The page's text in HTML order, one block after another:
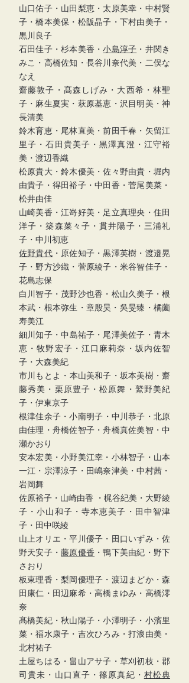
山口佑子・山田梨恵・太原美幸・中村賢
子・橋本美保・松阪晶子・下村由美子・
黒川良子
石田佳子・杉本美香・小島淳子 ・井関き
みこ
・高橋佐知・長谷川奈代美・二俣な
なえ
齋藤敦子・髙森しげみ・大西希・林聖
子・麻生夏実・萩原基恵・沢目明美・神
長清美
鈴木育恵・尾林直美・前田千春・矢留江
里子・石田貴美子・黒澤真澄・江守裕
美・渡辺香織
松原貴大・鈴木優美・佐々野由貴・堀内
由貴子・得田裕子・中田香・菅尾美菜・
松井由佳
山崎美香・江嵜好美・足立真理央・住田
洋子・築森菜々子・貫井陽子・三浦礼
子・中川初恵
佐野貴代・原佐知子・黒澤英樹・渡邉晃
子・野方沙織・菅原綾子・米谷智佳子・
花島志保
白川智子・茂野沙也香・松山久美子・根
本武・根本弥生・章殷昊・吳旻臻​・橘薗
寿美江
細川知子​・中島祐子・尾澤美佐子・青木
恵・牧野宏子・江口麻莉奈・坂内佐智
子・大森美紀
市川もとよ​・本山美和子・坂本美樹・齋
藤秀美・栗原豊子・松原舞・鷲野美紀
子・伊東京子
根津佳余子​・小南明子​・中川恭子・北原
由佳理・舟橋佐智子・舟橋真佐美智・中
瀬かおり
安本宏美・小野美江幸・小林智子・山本
一江・宗澤涼子・田嶋奈津美・中村茜・
岩岡舞
佐原裕子・山崎由香 ・梶谷紀美・大野綾
子・小山和子・寺本恵美子・田中智津
子・田中咲綾
山上オリエ・平川優子・田口いずみ・佐
野天安子・藤原優香 ・鴨下美由紀・野下
さおり
板東理香・梨岡優理子・渡辺まどか・森
田康仁・田辺麻希・高橋まゆみ・高橋澪
奈
髙橋美紀・秋山陽子・小澤明子・小濱里
菜・福水康子・吉次ひろみ・打浪由美・
北村祐子
土屋ちはる・畠山アサ子・草刈初枝・郡
司貴未・山口直子・篠原真紀・ 村松典